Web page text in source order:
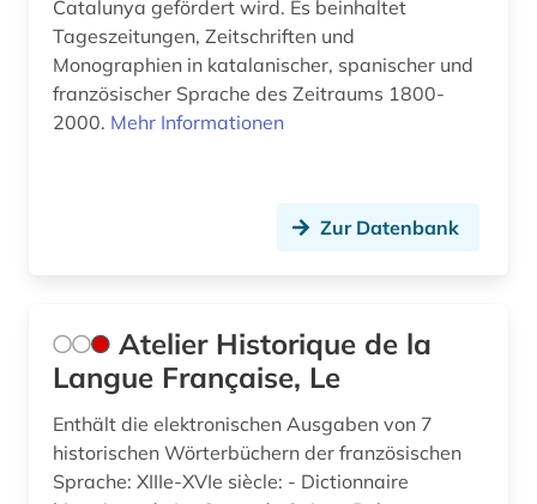
kommunikation (1)
kommunikationswissenschaft (2)
korpus (8)
korpus <linguistik> (2)
kreolen (1)
kreolische sprachen (1)
Catalunya gefördert wird. Es beinhaltet
Tageszeitungen, Zeitschriften und
Monographien in katalanischer, spanischer und
französischer Sprache des Zeitraums 1800-
2000. Mehr Informationen
Zur Datenbank
Atelier Historique de la
Langue Française, Le
Enthält die elektronischen Ausgaben von 7
historischen Wörterbüchern der französischen
Sprache: XIIIe-XVIe siècle: - Dictionnaire